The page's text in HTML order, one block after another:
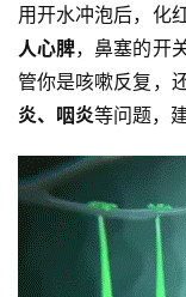
用开水冲泡后，化
人心脾，鼻塞的开
管你是咳嗽反复，
炎、咽炎等问题，